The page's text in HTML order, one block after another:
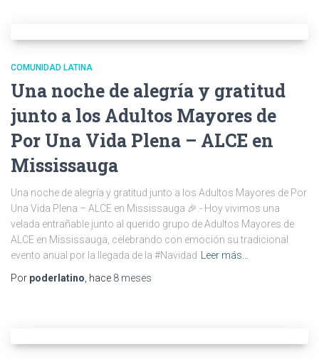
COMUNIDAD LATINA
Una noche de alegría y gratitud
junto a los Adultos Mayores de
Por Una Vida Plena – ALCE en
Mississauga
Una noche de alegría y gratitud junto a los Adultos Mayores de Por
Una Vida Plena – ALCE en Mississauga 🎉.- Hoy vivimos una
velada entrañable junto al querido grupo de Adultos Mayores de
ALCE en Mississauga, celebrando con emoción su tradicional
evento anual por la llegada de la #Navidad
Leer más…
Por poderlatino , hace 8 meses